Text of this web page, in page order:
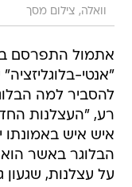
וואלה, צילום מסך
אתמול התפרסם
להסביר למה
רע, "העצלנות
איש איש
הבלוגר באשר הוא
על עצלנות, שגעון